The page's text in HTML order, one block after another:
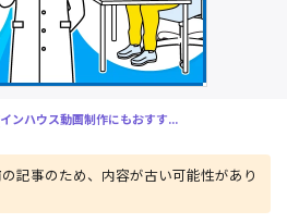
ンハウス動画制作にもおすす...
の記事のため、内容が古い可能性があり